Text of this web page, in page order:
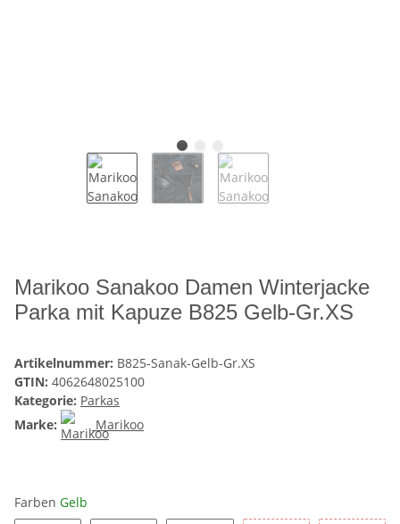
Marikoo Sanakoo Damen Winterjacke
Parka mit Kapuze B825 Gelb-Gr.XS
Artikelnummer: B825-Sanak-Gelb-Gr.XS
GTIN: 4062648025100
Kategorie: Parkas
Marke:
Marikoo
Farben Gelb